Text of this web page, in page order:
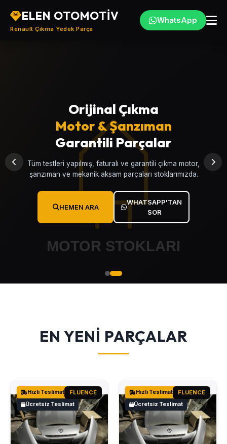
ELEN OTOMOTİV
Renault Çıkma Yedek Parça
WhatsApp
Türkiye'nin
Renault, Çıkma
Yedek Parça Merkezi
Clio, Megane, Fluence, Symbol, Kangoo, Talisman ve
tüm Renault modellerine ait garantili çıkma yedek parçalar.
HEMEN ARA
WHATSAPP'TAN
SOR
Orijinal Çıkma
Motor & Şanzıman
Garantili Parçalar
Tüm testleri yapılmış, faturalı ve garantili çıkma motor,
şanzıman ve mekanik aksam parçaları stoklarımızda.
HEMEN ARA
WHATSAPP'TAN
SOR
EN YENİ PARÇALAR
Hızlı Teslimat
Ücretsiz Teslimat
FLUENCE
Hızlı Teslimat
Ücretsiz Teslimat
FLUENCE